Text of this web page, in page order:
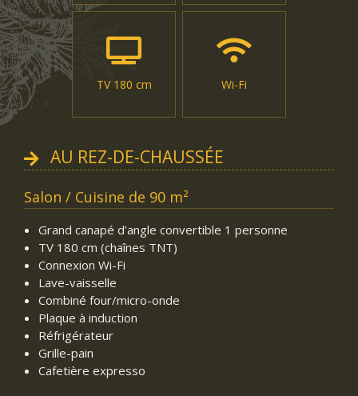
TV 180 cm Wi-Fi
AU REZ-DE-CHAUSSÉE
Salon / Cuisine de 90 m²
Grand canapé d’angle convertible 1 personne
TV 180 cm (chaînes TNT)
Connexion Wi-Fi
Lave-vaisselle
Combiné four/micro-onde
Plaque à induction
Réfrigérateur
Grille-pain
Cafetière expresso